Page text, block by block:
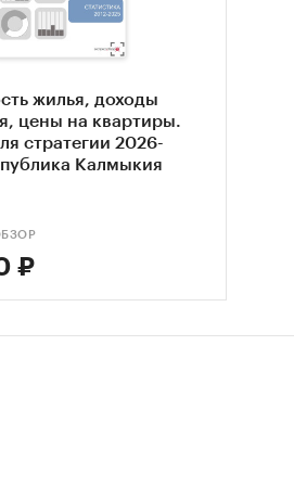
жилья, доходы
цены на квартиры.
стратегии 2026-
Калмыкия
₽